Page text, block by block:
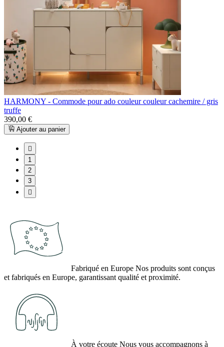
HARMONY - Commode pour ado couleur couleur cachemire / gris
truffe
390,00 €
Ajouter au panier

1
2
3

Fabriqué en Europe Nos produits sont conçus
et fabriqués en Europe, garantissant qualité et proximité.
À votre écoute Nous vous accompagnons à